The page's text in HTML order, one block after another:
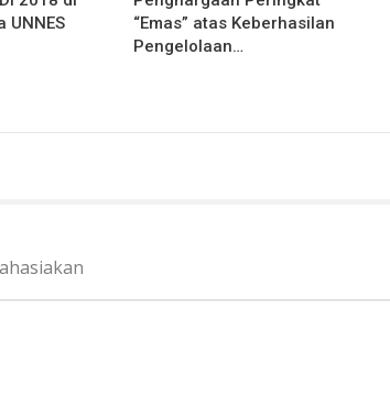
UNNES
“Emas” atas Keberhasilan
Pengelolaan…